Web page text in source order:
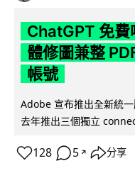
ChatGPT 免
體修圖兼整
帳號
Adobe 宣布推出全新統
去年推出三個獨立
128 5 ↗ 分享